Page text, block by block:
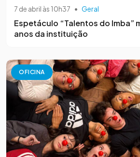
7 de abril às 10h37 • Geral
Espetáculo “Talentos do Imba”
anos da instituição
OFICINA